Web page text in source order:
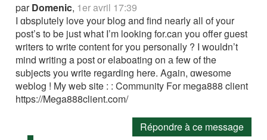
parDomenic, 1er avril 17:39
I ɑbsplutеly love your blog and find nearly all of your
post’s to be just what I’m looking for.can you offer guest
writers to write content for you рersonally ? I wouldn’t
mind writing a post or elaboating on а few of the
subjects you write regarding here. Again, ɑwesоme
weblog ! My web site : : Community For mega888 client
https://Mega888client.com/
Répondre à ce message